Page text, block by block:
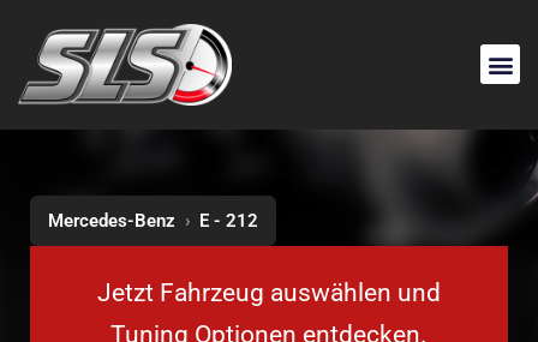
Mercedes-Benz › E - 212
Jetzt Fahrzeug auswählen und
Tuning Optionen entdecken.